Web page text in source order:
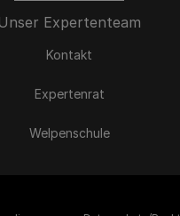
Expertenteam
Kontakt
Expertenrat
Welpenschule